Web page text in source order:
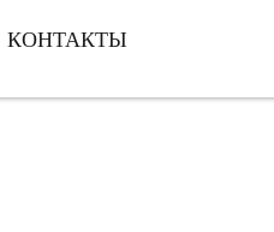
КОНТАКТЫ